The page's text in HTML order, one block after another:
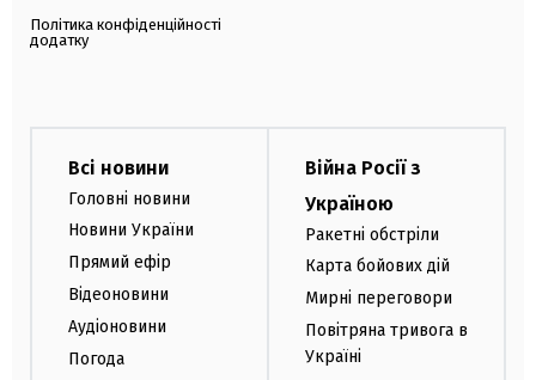
Політика конфіденційності
додатку
Всі новини
Головні новини
Новини України
Прямий ефір
Відеоновини
Аудіоновини
Погода
Війна Росії з
Україною
Ракетні обстріли
Карта бойових дій
Мирні переговори
Повітряна тривога в
Україні